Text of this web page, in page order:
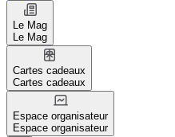
Le Mag
Le Mag
Cartes cadeaux
Cartes cadeaux
Espace organisateur
Espace organisateur